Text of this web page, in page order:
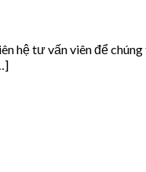
hệ tư vấn viên để